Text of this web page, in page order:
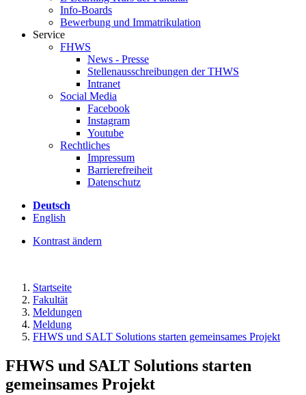
Info-Boards
Bewerbung und Immatrikulation
Service
FHWS
News - Presse
Stellenausschreibungen der THWS
Intranet
Social Media
Facebook
Instagram
Youtube
Rechtliches
Impressum
Barrierefreiheit
Datenschutz
Deutsch
English
Kontrast ändern
Startseite
Fakultät
Meldungen
Meldung
FHWS und SALT Solutions starten gemeinsames Projekt
FHWS und SALT Solutions starten
gemeinsames Projekt